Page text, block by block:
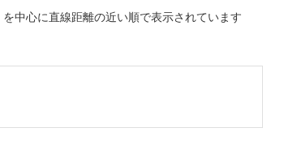
を中心に直線距離の近い順で表示されています
たかしお内科ハートクリニック
たのにはどのような理由があったのでしょうか?